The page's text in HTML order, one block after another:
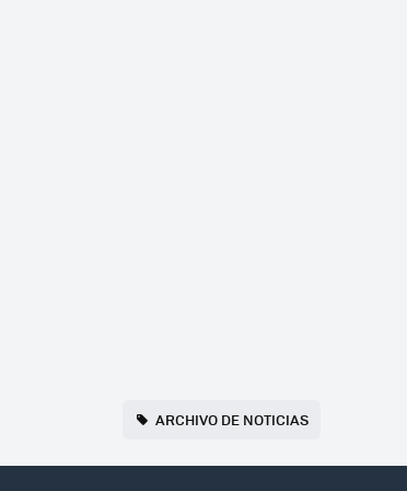
ARCHIVO DE NOTICIAS